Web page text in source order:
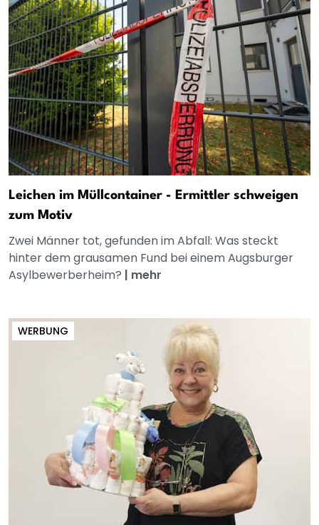
Leichen im Müllcontainer - Ermittler schweigen
zum Motiv
Zwei Männer tot, gefunden im Abfall: Was steckt
hinter dem grausamen Fund bei einem Augsburger
Asylbewerberheim? | mehr
WERBUNG